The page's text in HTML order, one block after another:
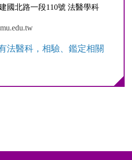
國北路一段110號 法醫學科
法醫科，相驗、鑑定相關